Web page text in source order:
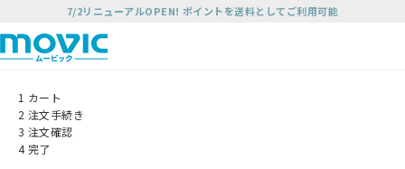
7/2リニューアルOPEN! ポイントを送料としてご利用可能
1 カート
2 注文手続き
3 注文確認
4 完了